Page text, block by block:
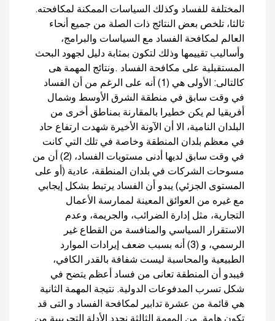
المختلفة للفساد وكذلك السياسات الممكنة لمكافحته.
ثالثا، تلخص بعض النتائج ذات الصلة من جميع أنحاء
العالم لمكافحة الفساد مع السياسات والبرامج،
وأساليب تقييمها وذلك لتكون بمثابة دليل لجهود البحث
المستقبلية على مكافحة الفساد .ونتائج المهمة هى
كالتالى: الأولى هي (1) أنه على الرغم من أن الفساد
في وقت سابق في منطقة الشرق الأوسط وشمال
أفريقيا لم يكن خطيرا بالمقارنة بمناطق أخرى من
البلدان النامية، الا أن الآونة الأخيرة شهدت ارتفاع حاد
في معظم بلدان المنطقة وخاصة في تلك التي كانت
في وقت سابق لديها أدنى مستويات الفساد، (2) أن من
مسوحات الشركات في بلدان المنطقة، عادية (أو على
المستوى الجزئي) يبدو أن الفساد يرتبط بشكل إيجابي
مع غيره من العوائق المعينة لممارسة الأعمال
التجارية، مثل إدارة الضرائب، والجريمة، وعدم
الاستقرار السياسي والمنافسة من القطاع غير
الرسمي، و (3) أنه بسبب ضعف إيرادات الموارد
الطبيعية والمحاسبة ليست شفافة بالقدر الكافي،
فيبدو أن المنطقة تعانى من فساد أعظم يتضح في
شكل تسرب المدفوعات الدولية. نتيجة المهمة الثانية
هي قائمة من عشرة تدابير لمكافحة الفساد و التى قد
تكون هامة. من المهمة الثالثة نحدد الأدلة التجريبية من